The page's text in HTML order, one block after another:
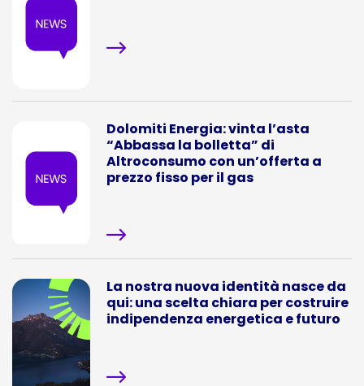
Dolomiti Energia: vinta l’asta
“Abbassa la bolletta” di
Altroconsumo con un’offerta a
prezzo fisso per il gas
La nostra nuova identità nasce da
qui: una scelta chiara per costruire
indipendenza energetica e futuro